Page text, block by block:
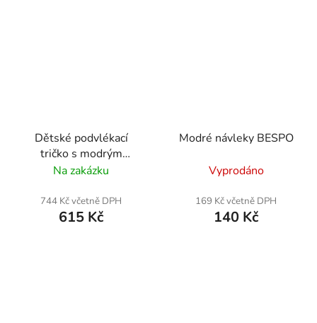
Dětské podvlékací
tričko s modrým
rukávem | SKP
Na zakázku
744 Kč včetně DPH
615 Kč
Modré návleky BESPO
Vyprodáno
169 Kč včetně DPH
140 Kč